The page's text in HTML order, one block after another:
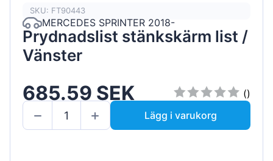
SKU: FT90443
MERCEDES SPRINTER 2018-
Prydnadslist stänkskärm list /
Vänster
685.59 SEK
()
Lägg i varukorg